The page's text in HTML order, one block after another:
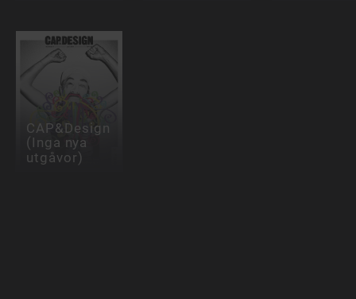
CAP&Design
(Inga nya
utgåvor)